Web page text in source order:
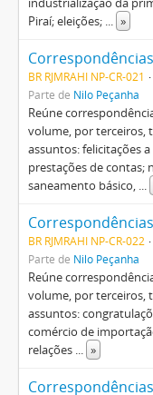
Piraí; eleições; ... »
BR RJMRAHI NP-CR-021
Parte de Nilo Peçanha
Reúne
volume, por terceiros,
assuntos: felicitações
prestações de contas;
saneamento básico, ...
BR RJMRAHI NP-CR-022
Parte de Nilo Peçanha
Reúne
volume, por terceiros,
assuntos:
comércio de
relações ... »